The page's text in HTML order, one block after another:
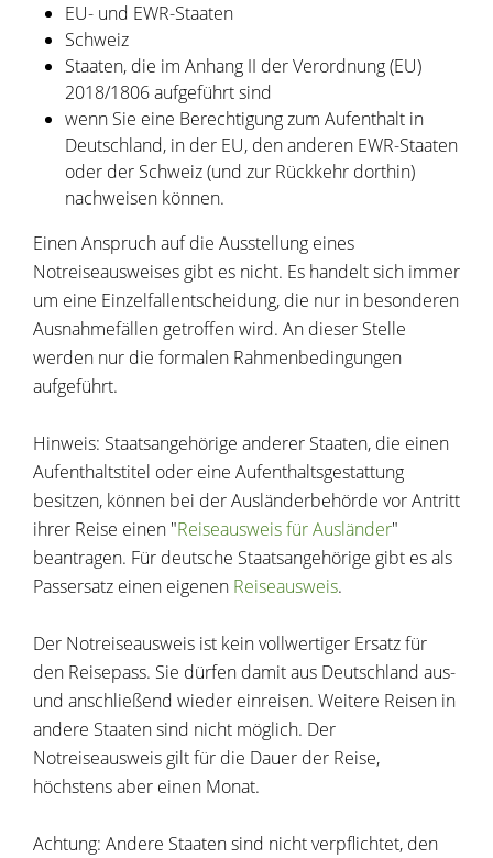
EU- und EWR-Staaten
Schweiz
Staaten, die im Anhang II der Verordnung (EU)
2018/1806 aufgeführt sind
wenn Sie eine Berechtigung zum Aufenthalt in
Deutschland, in der EU, den anderen EWR-Staaten
oder der Schweiz (und zur Rückkehr dorthin)
nachweisen können.
Einen Anspruch auf die Ausstellung eines
Notreiseausweises gibt es nicht. Es handelt sich immer
um eine Einzelfallentscheidung, die nur in besonderen
Ausnahmefällen getroffen wird. An dieser Stelle
werden nur die formalen Rahmenbedingungen
aufgeführt.
Hinweis: Staatsangehörige anderer Staaten, die einen
Aufenthaltstitel oder eine Aufenthaltsgestattung
besitzen, können bei der Ausländerbehörde vor Antritt
ihrer Reise einen "Reiseausweis für Ausländer"
beantragen. Für deutsche Staatsangehörige gibt es als
Passersatz einen eigenen Reiseausweis.
Der Notreiseausweis ist kein vollwertiger Ersatz für
den Reisepass. Sie dürfen damit aus Deutschland aus-
und anschließend wieder einreisen. Weitere Reisen in
andere Staaten sind nicht möglich. Der
Notreiseausweis gilt für die Dauer der Reise,
höchstens aber einen Monat.
Achtung: Andere Staaten sind nicht verpflichtet, den